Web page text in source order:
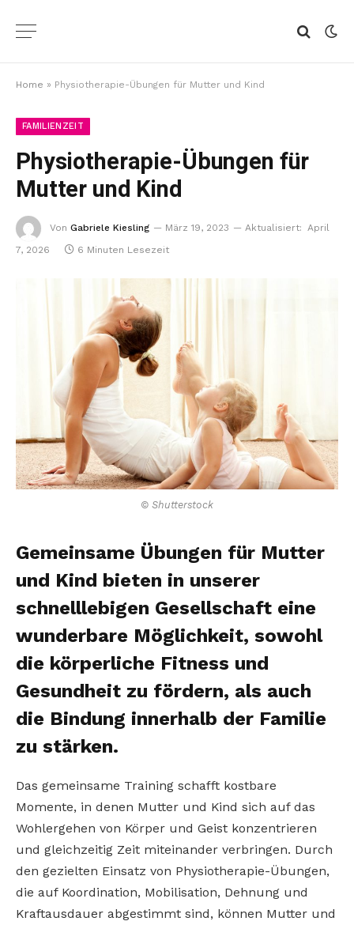
Home » Physiotherapie-Übungen für Mutter und Kind
FAMILIENZEIT
Physiotherapie-Übungen für
Mutter und Kind
Von Gabriele Kiesling März 19, 2023 Aktualisiert: April
7, 2026
6 Minuten Lesezeit
© Shutterstock
Gemeinsame Übungen für Mutter
und Kind bieten in unserer
schnelllebigen Gesellschaft eine
wunderbare Möglichkeit, sowohl
die körperliche Fitness und
Gesundheit zu fördern, als auch
die Bindung innerhalb der Familie
zu stärken.
Das gemeinsame Training schafft kostbare
Momente, in denen Mutter und Kind sich auf das
Wohlergehen von Körper und Geist konzentrieren
und gleichzeitig Zeit miteinander verbringen. Durch
den gezielten Einsatz von Physiotherapie-Übungen,
die auf Koordination, Mobilisation, Dehnung und
Kraftausdauer abgestimmt sind, können Mutter und